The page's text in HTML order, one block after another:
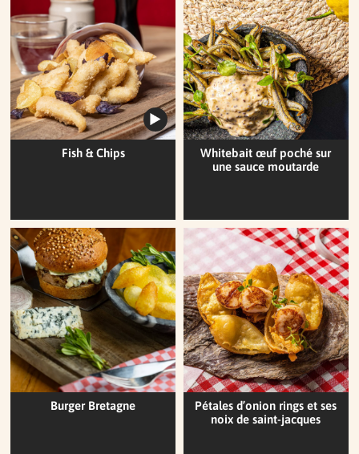
Fish & Chips
Whitebait œuf poché sur
une sauce moutarde
Burger Bretagne
Pétales d’onion rings et ses
noix de saint-jacques